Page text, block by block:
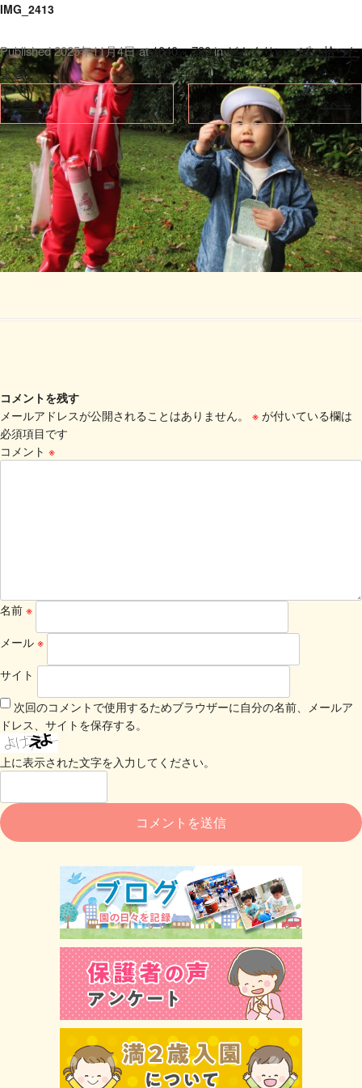
IMG_2413
Published2025年11月4日at1040 × 780inどんぐりいっぱい拾った
よ😄.
← 前へ 次へ →
コメントを残す
メールアドレスが公開されることはありません。
※ が付いている欄は
必須項目です
コメント ※
名前 ※
メール ※
サイト
次回のコメントで使用するためブラウザーに自分の名前、メールア
ドレス、サイトを保存する。
上に表示された文字を入力してください。